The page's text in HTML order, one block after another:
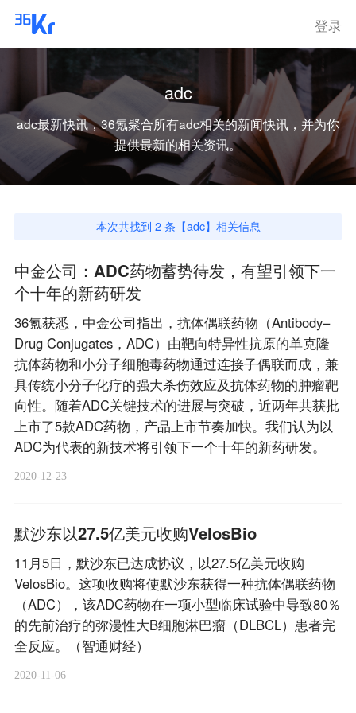
登录
adc
adc最新快讯，36氪聚合所有adc相关的新闻快讯，并为你
提供最新的相关资讯。
本次共找到 2条【adc】相关信息
中金公司：ADC药物蓄势待发，有望引领下一
个十年的新药研发
36氪获悉，中金公司指出，抗体偶联药物（Antibody–
Drug Conjugates，ADC）由靶向特异性抗原的单克隆
抗体药物和小分子细胞毒药物通过连接子偶联而成，兼
具传统小分子化疗的强大杀伤效应及抗体药物的肿瘤靶
向性。随着ADC关键技术的进展与突破，近两年共获批
上市了5款ADC药物，产品上市节奏加快。我们认为以
ADC为代表的新技术将引领下一个十年的新药研发。
2020-12-23
默沙东以27.5亿美元收购VelosBio
11月5日，默沙东已达成协议，以27.5亿美元收购
VelosBio。这项收购将使默沙东获得一种抗体偶联药物
（ADC），该ADC药物在一项小型临床试验中导致80％
的先前治疗的弥漫性大B细胞淋巴瘤（DLBCL）患者完
全反应。（智通财经）
2020-11-06